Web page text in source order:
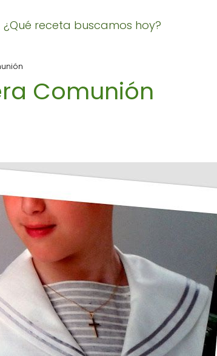
¿Qué receta buscamos hoy?
Comunión